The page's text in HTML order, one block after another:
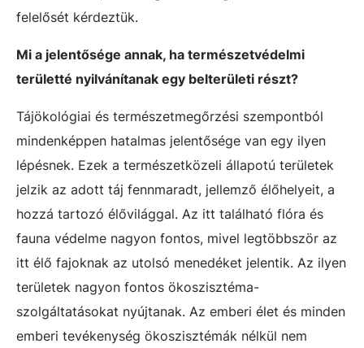
felelősét kérdeztük.
Mi a jelentősége annak, ha természetvédelmi
területté nyilvánítanak egy belterületi részt?
Tájökológiai és természetmegőrzési szempontból
mindenképpen hatalmas jelentősége van egy ilyen
lépésnek. Ezek a természetközeli állapotú területek
jelzik az adott táj fennmaradt, jellemző élőhelyeit, a
hozzá tartozó élővilággal. Az itt található flóra és
fauna védelme nagyon fontos, mivel legtöbbször az
itt élő fajoknak az utolsó menedéket jelentik. Az ilyen
területek nagyon fontos ökoszisztéma-
szolgáltatásokat nyújtanak. Az emberi élet és minden
emberi tevékenység ökoszisztémák nélkül nem